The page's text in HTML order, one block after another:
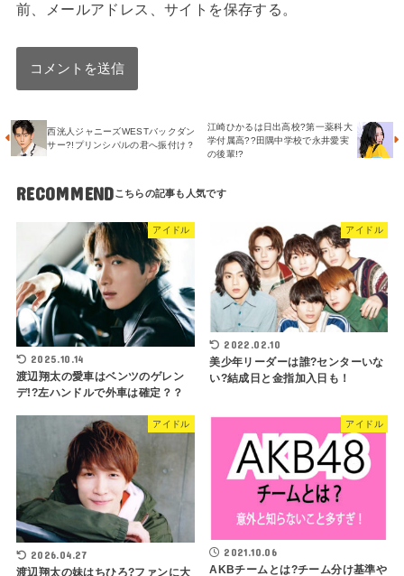
前、メールアドレス、サイトを保存する。
西洸人ジャニーズWESTバックダン
サー?!プリンシパルの君へ振付け？
江崎ひかるは日出高校?第一薬科大
学付属高??田隅中学校で永井愛実
の後輩!?
RECOMMEND
アイドル
2025.10.14
渡辺翔太の愛車はベンツのゲレン
デ!?左ハンドルで外車は確定？？
アイドル
2022.02.10
美少年リーダーは誰?センターいな
い?結成日と金指加入日も！
アイドル
2026.04.27
渡辺翔太の妹はちひろ?ファンに大
アイドル
2021.10.06
AKBチームとは?チーム分け基準や